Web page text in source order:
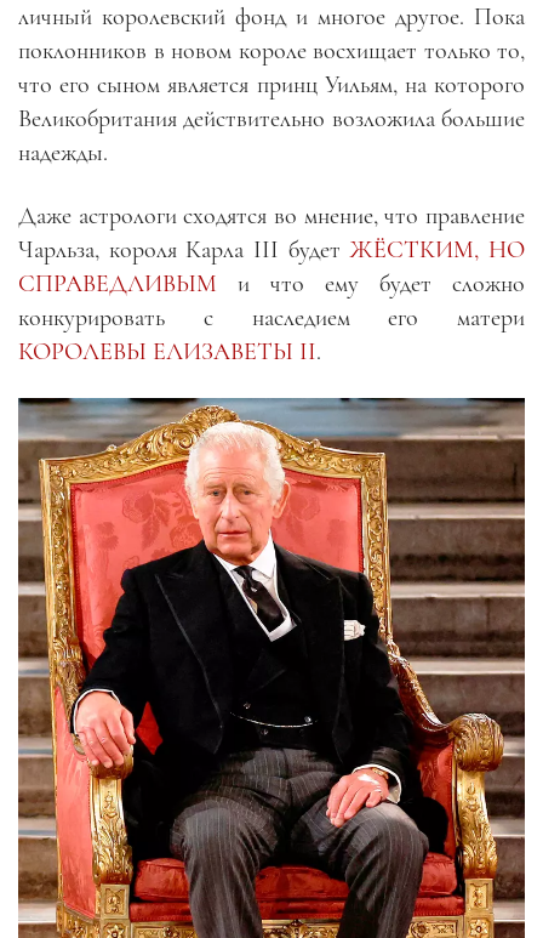
личный королевский фонд и многое другое. Пока
поклонников в новом короле восхищает только то,
что его сыном является принц Уильям, на которого
Великобритания действительно возложила большие
надежды.
Даже астрологи сходятся во мнение, что правление
Чарльза, короля Карла III будетЖЁСТКИМ, НО
СПРАВЕДЛИВЫМ и что ему будет сложно
конкурировать с наследием его матери
КОРОЛЕВЫ ЕЛИЗАВЕТЫ II.